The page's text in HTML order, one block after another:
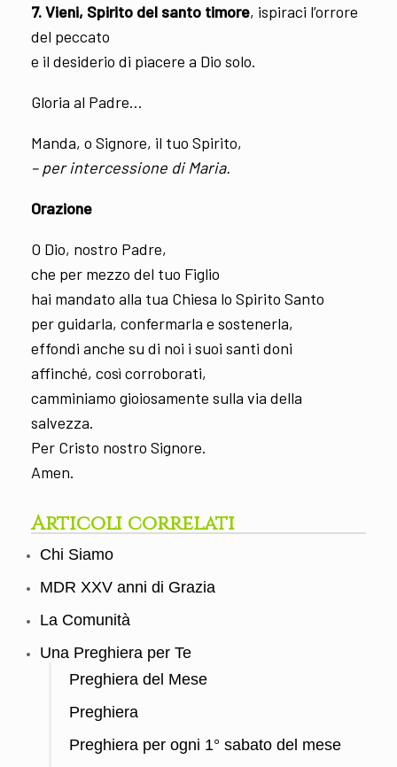
7. Vieni, Spirito del santo timore, ispiraci l’orrore
del peccato
e il desiderio di piacere a Dio solo.
Gloria al Padre…
Manda, o Signore, il tuo Spirito,
– per intercessione di Maria.
Orazione
O Dio, nostro Padre,
che per mezzo del tuo Figlio
hai mandato alla tua Chiesa lo Spirito Santo
per guidarla, confermarla e sostenerla,
effondi anche su di noi i suoi santi doni
affinché, così corroborati,
camminiamo gioiosamente sulla via della
salvezza.
Per Cristo nostro Signore.
Amen.
Articoli correlati
Chi Siamo
MDR XXV anni di Grazia
La Comunità
Una Preghiera per Te
Preghiera del Mese
Preghiera
Preghiera per ogni 1° sabato del mese